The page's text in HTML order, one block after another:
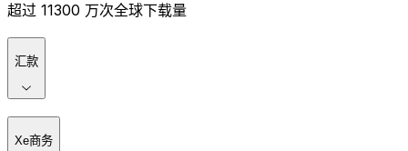
超过 11300 万次全球下载量
汇款
Xe商务